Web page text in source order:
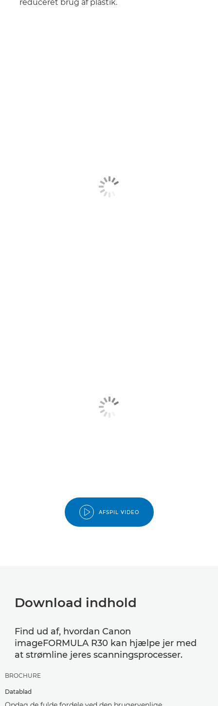
reduceret brug af plastik.
AFSPIL VIDEO
Download indhold
Find ud af, hvordan Canon
imageFORMULA R30 kan hjælpe jer med
at strømline jeres scanningsprocesser.
BROCHURE
Datablad